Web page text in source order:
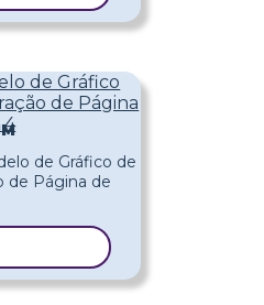
de Gráfico
de Página
4